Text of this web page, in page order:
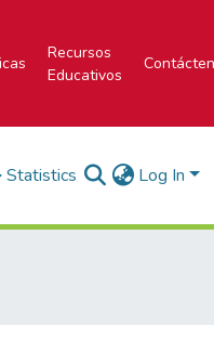
Recursos
Educativos
Statistics Log In